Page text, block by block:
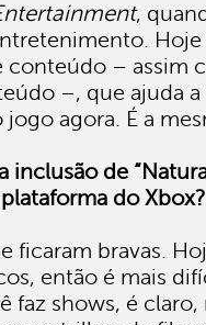
,
Hoje
conteúdo – assim
–, que ajuda
agora. É a
de
do Xbox?
ficaram bravas.
então é mais
faz shows, é